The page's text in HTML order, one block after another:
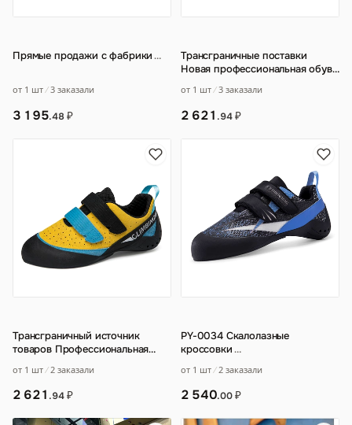
Прямые продажи с фабрики…
от 1 шт 3 заказали
3 195.48₽
Трансграничные поставки
Новая профессиональная обувь
открыто…
от 1 шт 3 заказали
2 621 .94₽
Трансграничный источник
товаров Профессиональная
от 1 шт 2 заказали
2 621 .94₽
PY-0034 Скалолазные
кроссовки…
от 1 шт 2 заказали
2 540.00₽